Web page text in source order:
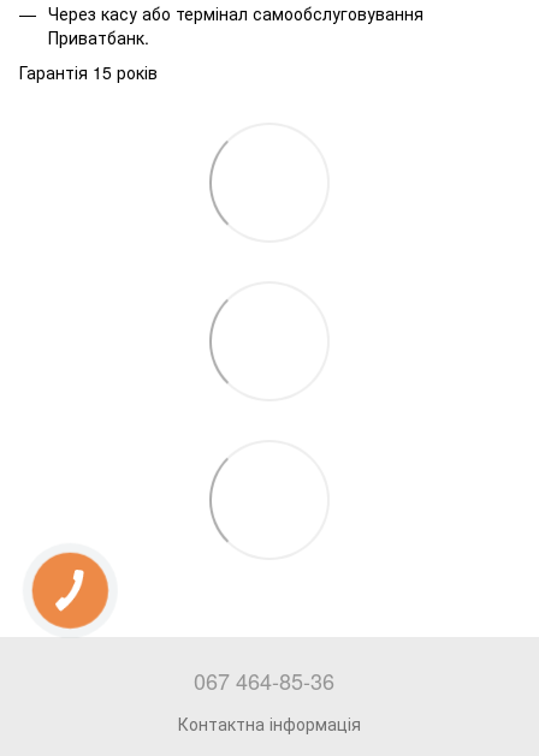
Через касу або термінал самообслуговування
Приватбанк.
Гарантія 15 років
067 464-85-36
Контактна інформація